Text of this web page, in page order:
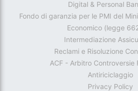
Digital & Personal
Fondo di garanzia per le PMI del
Economico (legge
Intermediazione
Reclami e Risoluzione
ACF - Arbitro Controversie
Antiriciclaggio
Privacy Policy